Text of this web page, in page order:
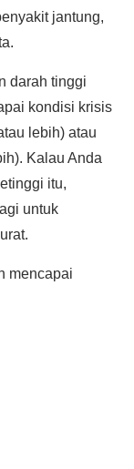
jantung,
darah tinggi
kondisi krisis
lebih) atau
Kalau Anda
itu,
untuk
mencapai